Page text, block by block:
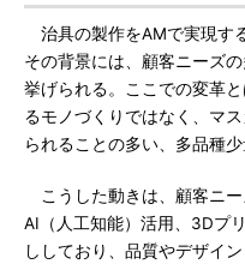
治具の製作をAMで実現す
その背景には、顧客ニーズ
挙げられる。ここでの変革
るモノづくりではなく、マ
られることの多い、多品種
こうした動きは、顧客ニ
AI（人工知能）活用、3Dプ
ししており、品質やデザイ